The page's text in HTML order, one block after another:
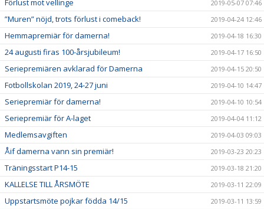
Förlust mot vellinge 2019-05-07 07:46
”Muren” nöjd, trots förlust i comeback! 2019-04-24 12:46
Hemmapremiär för damerna! 2019-04-18 16:30
24 augusti firas 100-årsjubileum! 2019-04-17 16:50
Seriepremiären avklarad för Damerna 2019-04-15 20:50
Fotbollskolan 2019, 24-27 juni 2019-04-10 14:47
Seriepremiär för damerna! 2019-04-10 10:54
Seriepremiär för A-laget 2019-04-04 11:12
Medlemsavgiften 2019-04-03 09:03
Åif damerna vann sin premiär! 2019-03-23 20:23
Träningsstart P14-15 2019-03-18 21:20
KALLELSE TILL ÅRSMÖTE 2019-03-11 22:09
Uppstartsmöte pojkar födda 14/15 2019-03-11 13:59